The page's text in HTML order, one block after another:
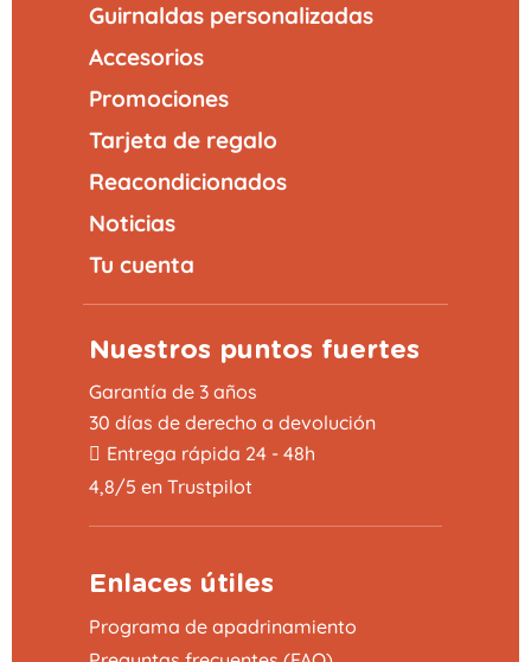
Guirnaldas personalizadas
Accesorios
Promociones
Tarjeta de regalo
Reacondicionados
Noticias
Tu cuenta
Nuestros puntos fuertes
Garantía de 3 años
30 días de derecho a devolución
Entrega rápida 24 - 48h
4,8/5 en Trustpilot
Enlaces útiles
Programa de apadrinamiento